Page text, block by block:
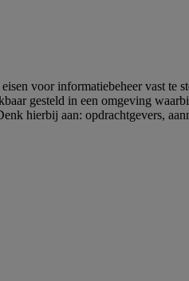
voor informatiebeheer vast
gesteld in een omgeving
hierbij aan: opdrachtgevers,